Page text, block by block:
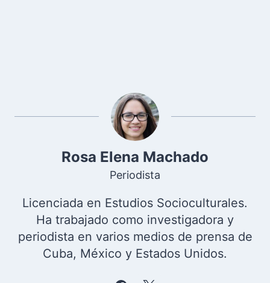
Rosa Elena Machado
Periodista
Licenciada en Estudios Socioculturales.
Ha trabajado como investigadora y
periodista en varios medios de prensa de
Cuba, México y Estados Unidos.